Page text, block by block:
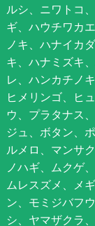
ルシ、ニワトコ
ギ、ハウチワカ
ノキ、ハナイカ
キ、ハナミズキ
レ、ハンカチノ
ヒメリンゴ、ヒ
ウ、プラタナス
ジュ、ボタン、
ルメロ、マンサ
ノハギ、ムクゲ
ムレスズメ、メ
ン、モミジバフ
シ、ヤマザクラ